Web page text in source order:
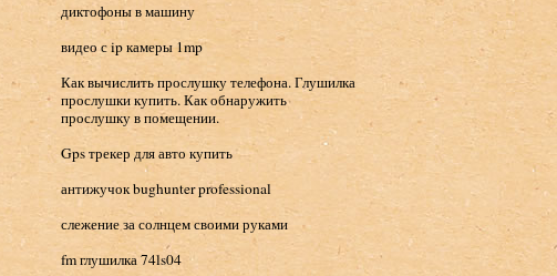
диктофоны в машину
видео с ip камеры 1mp
Как вычислить прослушку телефона. Глушилка
прослушки купить. Как обнаружить
прослушку в помещении.
Gps трекер для авто купить
антижучок bughunter professional
слежение за солнцем своими руками
fm глушилка 74ls04